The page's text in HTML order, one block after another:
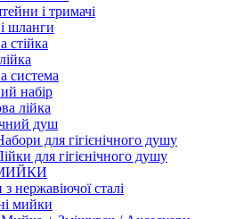
і тримачі
шланги
стійка
система
набір
лійка
душ
для гігієнічного душу
для гігієнічного душу
нержавіючої сталі
мийки